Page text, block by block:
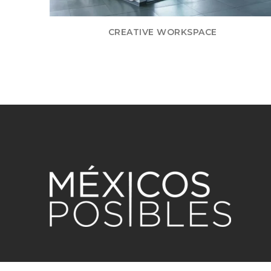
CREATIVE WORKSPACE